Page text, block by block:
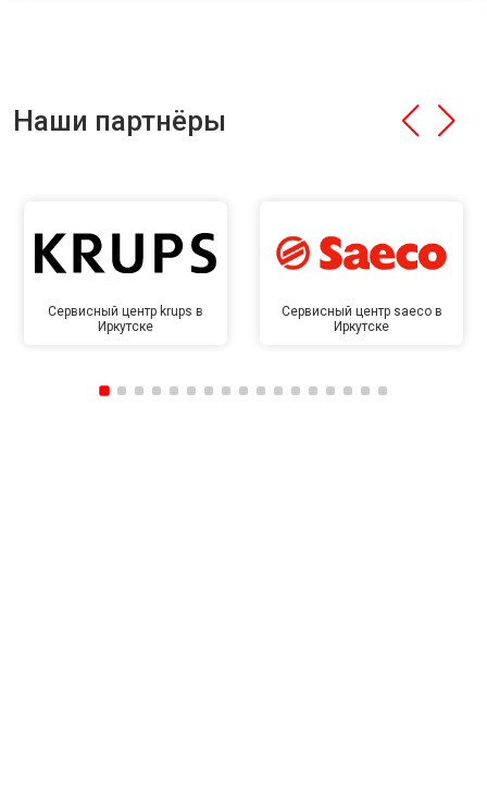
Наши партнёры
Сервисный центр krups в
Иркутске
Сервисный центр saeco в
Иркутске